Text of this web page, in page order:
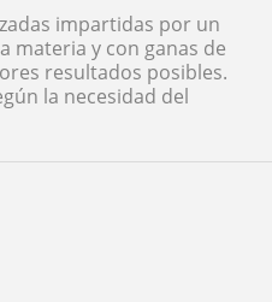
impartidas por un
materia y con ganas de
resultados posibles.
la necesidad del